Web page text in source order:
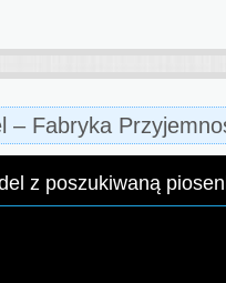
– Fabryka
z poszukiwaną